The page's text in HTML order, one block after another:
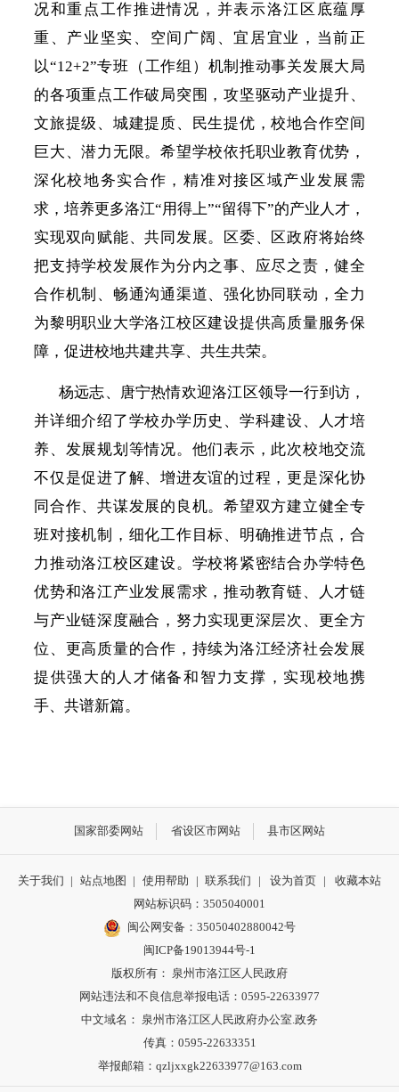
况和重点工作推进情况，并表示洛江区底蕴厚
重、产业坚实、空间广阔、宜居宜业，当前正
以“12+2”专班（工作组）机制推动事关发展大局
的各项重点工作破局突围，攻坚驱动产业提升、
文旅提级、城建提质、民生提优，校地合作空间
巨大、潜力无限。希望学校依托职业教育优势，
深化校地务实合作，精准对接区域产业发展需
求，培养更多洛江“用得上”“留得下”的产业人才，
实现双向赋能、共同发展。区委、区政府将始终
把支持学校发展作为分内之事、应尽之责，健全
合作机制、畅通沟通渠道、强化协同联动，全力
为黎明职业大学洛江校区建设提供高质量服务保
障，促进校地共建共享、共生共荣。
杨远志、唐宁热情欢迎洛江区领导一行到访，
并详细介绍了学校办学历史、学科建设、人才培
养、发展规划等情况。他们表示，此次校地交流
不仅是促进了解、增进友谊的过程，更是深化协
同合作、共谋发展的良机。希望双方建立健全专
班对接机制，细化工作目标、明确推进节点，合
力推动洛江校区建设。学校将紧密结合办学特色
优势和洛江产业发展需求，推动教育链、人才链
与产业链深度融合，努力实现更深层次、更全方
位、更高质量的合作，持续为洛江经济社会发展
提供强大的人才储备和智力支撑，实现校地携
手、共谱新篇。
国家部委网站 省设区市网站 县市区网站
关于我们 | 站点地图 | 使用帮助 | 联系我们 | 设为首页 |
收藏本站
网站标识码：3505040001
闽公网安备：35050402880042号
闽ICP备19013944号-1
版权所有： 泉州市洛江区人民政府
网站违法和不良信息举报电话：0595-22633977
中文域名： 泉州市洛江区人民政府办公室.政务
传真：0595-22633351
举报邮箱：qzljxxgk22633977@163.com